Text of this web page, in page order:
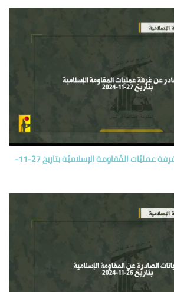
بيان رقم 4638 صادر عن غرفة عمليّات المُقاومة الإسلاميّة بتاريخ 27-11-